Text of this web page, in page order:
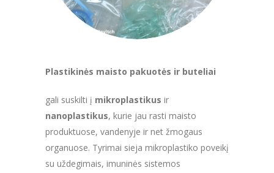
Plastikinės maisto pakuotės ir buteliai
gali suskilti į mikroplastikus ir
nanoplastikus, kurie jau rasti maisto
produktuose, vandenyje ir net žmogaus
organuose. Tyrimai sieja mikroplastiko poveikį
su uždegimais, imuninės sistemos